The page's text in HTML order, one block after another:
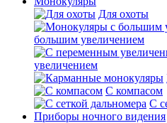
Для охоты
большим увеличением
увеличением
С компасом
С
Приборы ночного видения